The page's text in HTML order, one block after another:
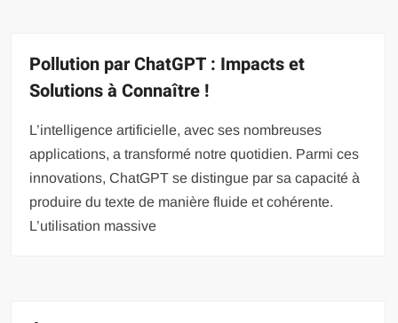
Pollution par ChatGPT : Impacts et
Solutions à Connaître !
L’intelligence artificielle, avec ses nombreuses
applications, a transformé notre quotidien. Parmi ces
innovations, ChatGPT se distingue par sa capacité à
produire du texte de manière fluide et cohérente.
L’utilisation massive